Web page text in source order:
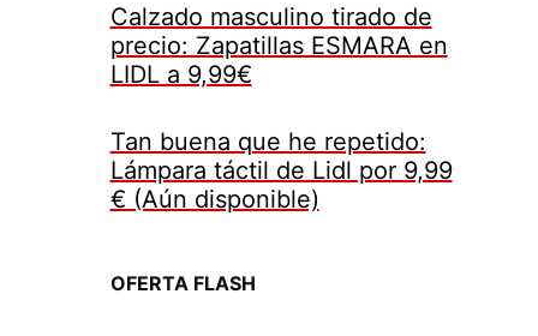
Calzado masculino tirado de
precio: Zapatillas ESMARA en
LIDL a 9,99€
Tan buena que he repetido:
Lámpara táctil de Lidl por 9,99
€ (Aún disponible)
OFERTA FLASH